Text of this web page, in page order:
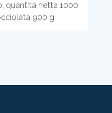
quantità netta 1000
900 g